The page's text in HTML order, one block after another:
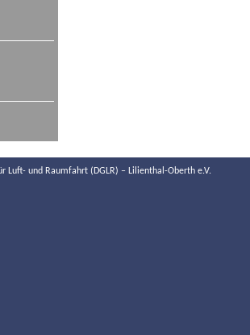
Luft- und Raumfahrt (DGLR) – Lilienthal-Oberth e.V.